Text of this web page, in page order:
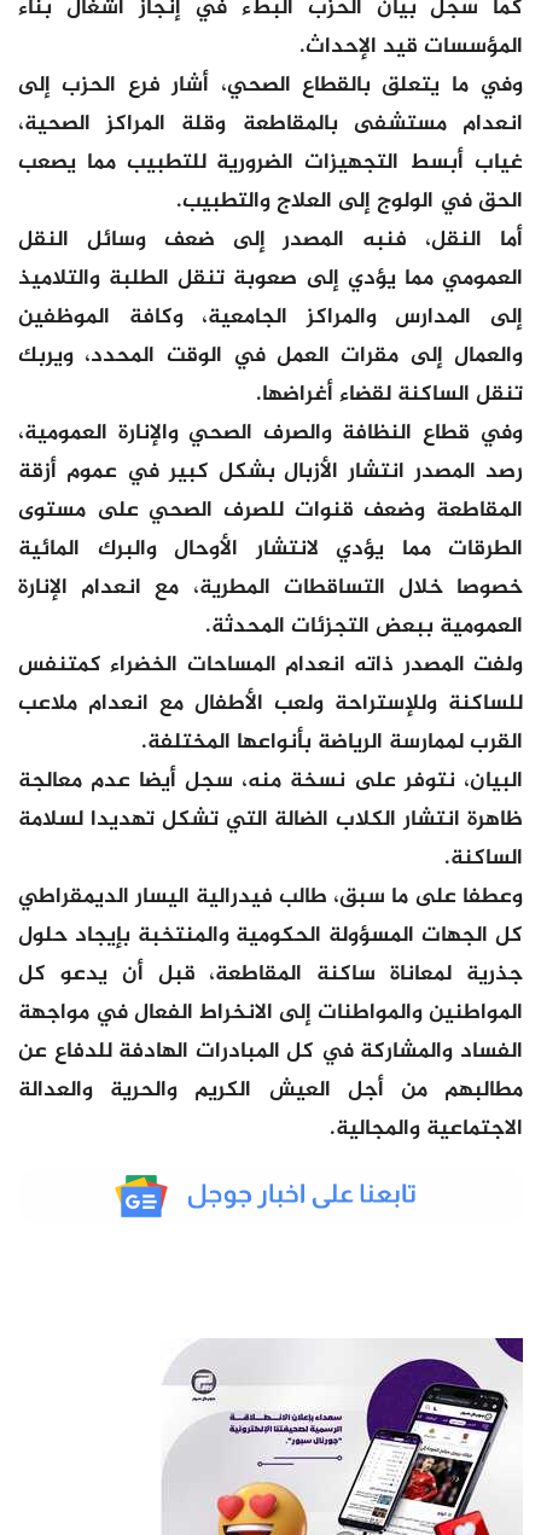
كما سجل بيان الحزب البطء في إنجاز أشغال بناء
المؤسسات قيد الإحداث.
وفي ما يتعلق بالقطاع الصحي، أشار فرع الحزب إلى
انعدام مستشفى بالمقاطعة وقلة المراكز الصحية،
غياب أبسط التجهيزات الضرورية للتطبيب مما يصعب
الحق في الولوج إلى العلاج والتطبيب.
أما النقل، فنبه المصدر إلى ضعف وسائل النقل
العمومي مما يؤدي إلى صعوبة تنقل الطلبة والتلاميذ
إلى المدارس والمراكز الجامعية، وكافة الموظفين
والعمال إلى مقرات العمل في الوقت المحدد، ويربك
تنقل الساكنة لقضاء أغراضها.
وفي قطاع النظافة والصرف الصحي والإنارة العمومية،
رصد المصدر انتشار الأزبال بشكل كبير في عموم أزقة
المقاطعة وضعف قنوات للصرف الصحي على مستوى
الطرقات مما يؤدي لانتشار الأوحال والبرك المائية
خصوصا خلال التساقطات المطرية، مع انعدام الإنارة
العمومية ببعض التجزئات المحدثة.
ولفت المصدر ذاته انعدام المساحات الخضراء كمتنفس
للساكنة وللإستراحة ولعب الأطفال مع انعدام ملاعب
القرب لممارسة الرياضة بأنواعها المختلفة.
البيان، نتوفر على نسخة منه، سجل أيضا عدم معالجة
ظاهرة انتشار الكلاب الضالة التي تشكل تهديدا لسلامة
الساكنة.
وعطفا على ما سبق، طالب فيدرالية اليسار الديمقراطي
كل الجهات المسؤولة الحكومية والمنتخبة بإيجاد حلول
جذرية لمعاناة ساكنة المقاطعة، قبل أن يدعو كل
المواطنين والمواطنات إلى الانخراط الفعال في مواجهة
الفساد والمشاركة في كل المبادرات الهادفة للدفاع عن
مطالبهم من أجل العيش الكريم والحرية والعدالة
الاجتماعية والمجالية.